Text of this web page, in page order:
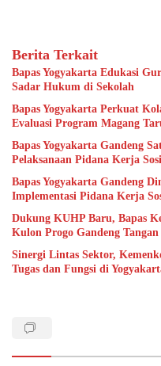
Berita Terkait
Bapas Yogyakarta Edukasi
Sadar Hukum di Sekolah
Bapas Yogyakarta Perkuat
Evaluasi Program Magang
Bapas Yogyakarta Gandeng
Pelaksanaan Pidana Kerja
Bapas Yogyakarta Gandeng
Implementasi Pidana Kerja
Dukung KUHP Baru, Bapas
Kulon Progo Gandeng
Sinergi Lintas Sektor,
Tugas dan Fungsi di